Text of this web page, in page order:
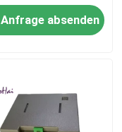
Anfrage absenden